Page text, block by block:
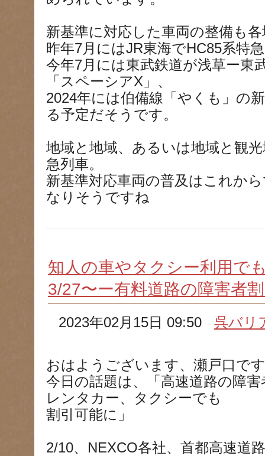
新基準に対応した車両の整備も
昨年7月にはJR東海でHC85系特
今年7月には東武鉄道が浅草ー東
「スペーシアX」、
2024年には伯備線「やくも」の
る予定だそうです。
地域と地域、あるいは地域と観
急列車。
新基準対応車両の普及はこれか
なりそうですね
知人の車やタクシー利用で
3/27〜ー有料道路の障害者
2023年02月15日 09:50呉バリ
おはようございます、瀬戸口で
今日の話題は、「高速道路の障
レンタカー、タクシーでも
割引可能に」
2/10、NEXCO各社、首都高速道